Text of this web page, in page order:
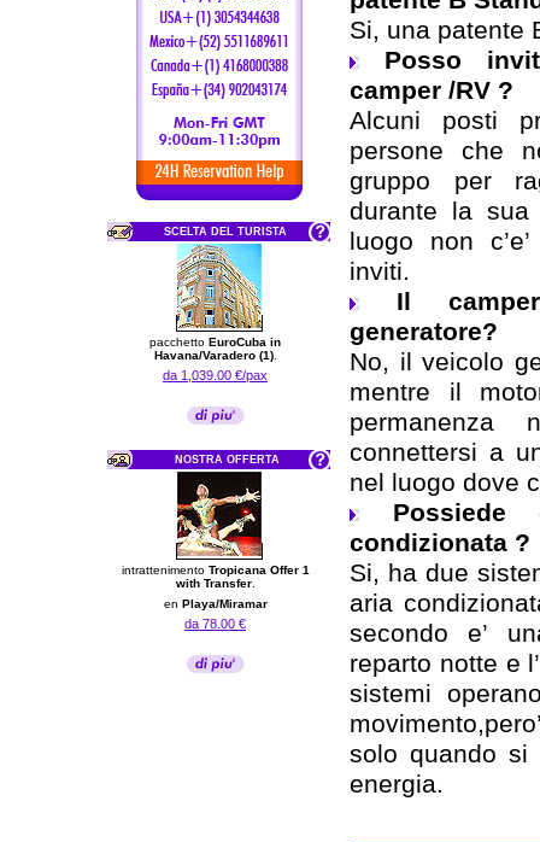
SCELTA DEL TURISTA
pacchetto EuroCuba in
Havana/Varadero (1).
da 1,039.00 €/pax
NOSTRA OFFERTA
intrattenimento Tropicana Offer 1
with Transfer.
en Playa/Miramar
da 78.00 €
Si, una patente
Posso
camper /RV ?
Alcuni posti
persone che
gruppo per
durante la sua
luogo non
inviti.
Il
generatore?
No, il veicolo
mentre il
permanenza
connettersi a
nel luogo dove
Possiede
condizionata ?
Si, ha due
aria
secondo e’
reparto notte e
sistemi
solo quando si
energia.